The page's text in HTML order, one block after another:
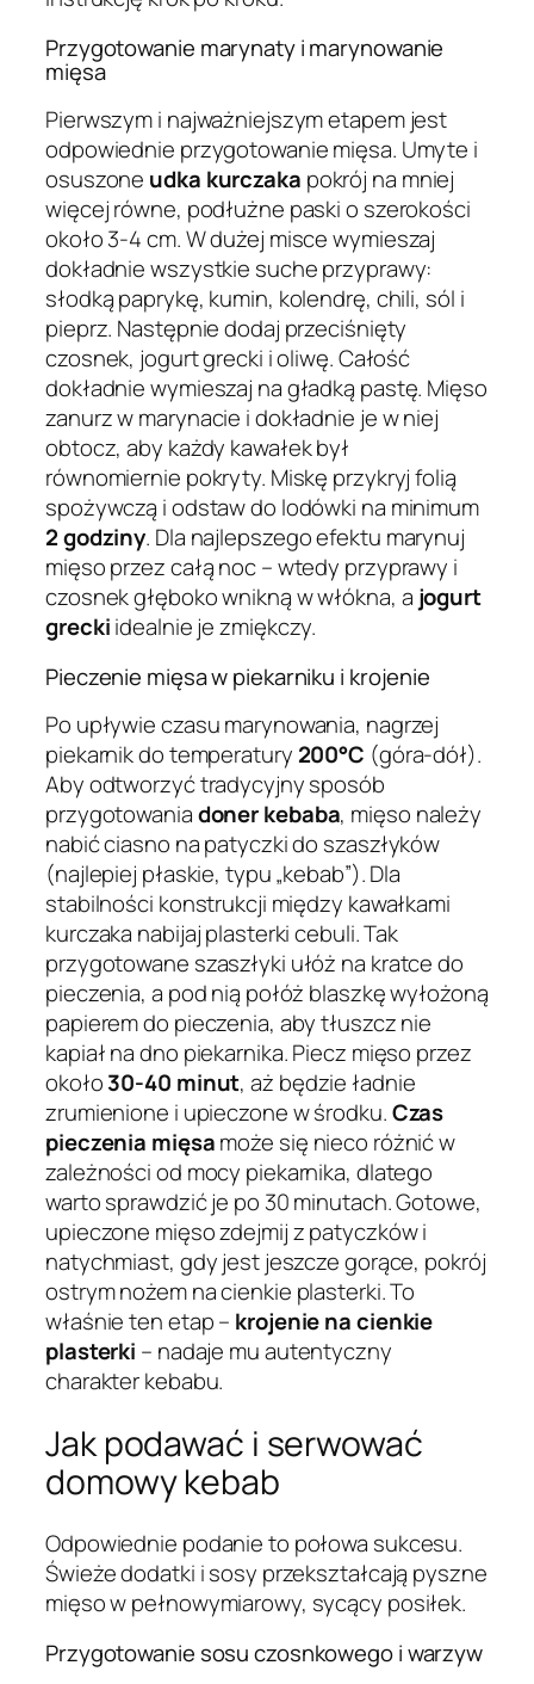
Przygotowanie marynaty i marynowanie
mięsa
Pierwszym i najważniejszym etapem jest
odpowiednie przygotowanie mięsa. Umyte i
osuszone udka kurczaka pokrój na mniej
więcej równe, podłużne paski o szerokości
około 3-4 cm. W dużej misce wymieszaj
dokładnie wszystkie suche przyprawy:
słodką paprykę, kumin, kolendrę, chili, sól i
pieprz. Następnie dodaj przeciśnięty
czosnek, jogurt grecki i oliwę. Całość
dokładnie wymieszaj na gładką pastę. Mięso
zanurz w marynacie i dokładnie je w niej
obtocz, aby każdy kawałek był
równomiernie pokryty. Miskę przykryj folią
spożywczą i odstaw do lodówki na minimum
2 godziny. Dla najlepszego efektu marynuj
mięso przez całą noc – wtedy przyprawy i
czosnek głęboko wnikną w włókna, a jogurt
greckiidealnie je zmiękczy.
Pieczenie mięsa w piekarniku i krojenie
Po upływie czasu marynowania, nagrzej
piekarnik do temperatury 200°C (góra-dół).
Aby odtworzyć tradycyjny sposób
przygotowaniadoner kebaba, mięso należy
nabić ciasno na patyczki do szaszłyków
(najlepiej płaskie, typu „kebab”). Dla
stabilności konstrukcji między kawałkami
kurczaka nabijaj plasterki cebuli. Tak
przygotowane szaszłyki ułóż na kratce do
pieczenia, a pod nią połóż blaszkę wyłożoną
papierem do pieczenia, aby tłuszcz nie
kapiał na dno piekarnika. Piecz mięso przez
około30-40 minut, aż będzie ładnie
zrumienione i upieczone w środku.Czas
pieczenia mięsamoże się nieco różnić w
zależności od mocy piekarnika, dlatego
warto sprawdzić je po 30 minutach. Gotowe,
upieczone mięso zdejmij z patyczków i
natychmiast, gdy jest jeszcze gorące, pokrój
ostrym nożem na cienkie plasterki. To
właśnie ten etap – krojenie na cienkie
plasterki – nadaje mu autentyczny
charakter kebabu.
Jak podawać i serwować
domowy kebab
Odpowiednie podanie to połowa sukcesu.
Świeże dodatki i sosy przekształcają pyszne
mięso w pełnowymiarowy, sycący posiłek.
Przygotowanie sosu czosnkowego i warzyw